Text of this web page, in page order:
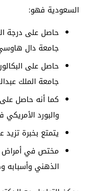
السعودية فهو:
حاصل على درجة
جامعة دال
حاصل على
جامعة الملك
كما أنه حاصل
والبورد
يتمتع بخبرة تزيد عن 20
مختص في أمراض
الذهني وأسبابه